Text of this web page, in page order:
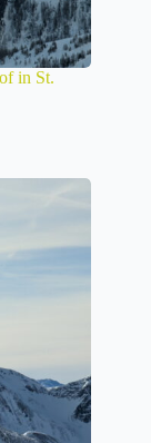
in St.